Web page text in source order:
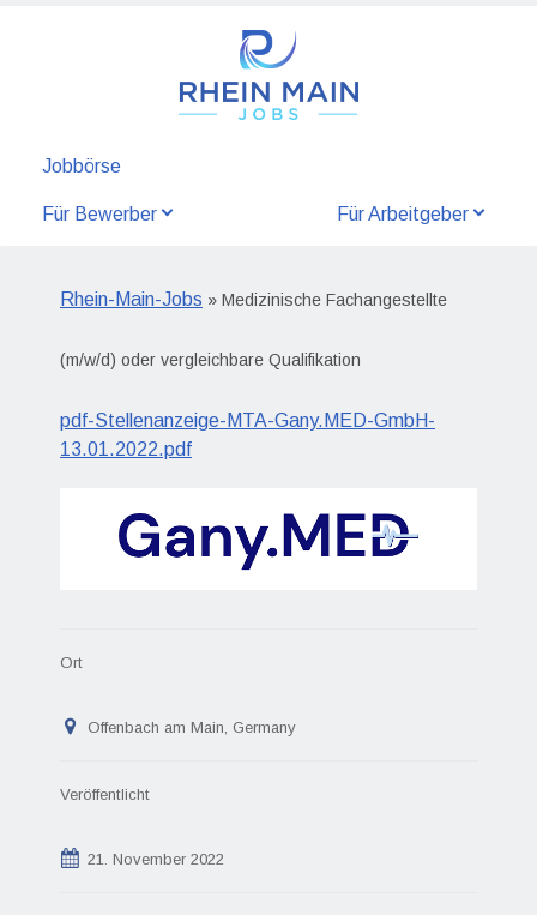
Jobbörse
Für Bewerber Für Arbeitgeber
Rhein-Main-Jobs » Medizinische Fachangestellte
(m/w/d) oder vergleichbare Qualifikation
pdf-Stellenanzeige-MTA-Gany.MED-GmbH-
13.01.2022.pdf
Ort
Offenbach am Main, Germany
Veröffentlicht
21. November 2022